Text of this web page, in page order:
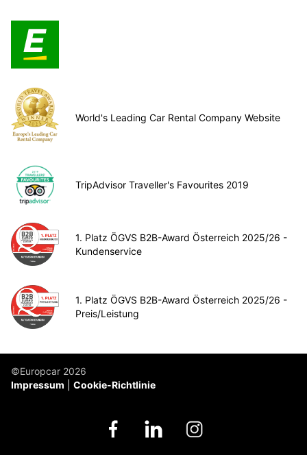
World's Leading Car Rental Company Website
TripAdvisor Traveller's Favourites 2019
1. Platz ÖGVS B2B-Award Österreich 2025/26 -
Kundenservice
1. Platz ÖGVS B2B-Award Österreich 2025/26 -
Preis/Leistung
©Europcar 2026
Impressum
Cookie-Richtlinie